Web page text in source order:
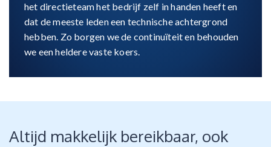
het directieteam het bedrijf zelf in handen heeft en
dat de meeste leden een technische achtergrond
hebben. Zo borgen we de continuïteit en behouden
we een heldere vaste koers.
Altijd makkelijk bereikbaar, ook